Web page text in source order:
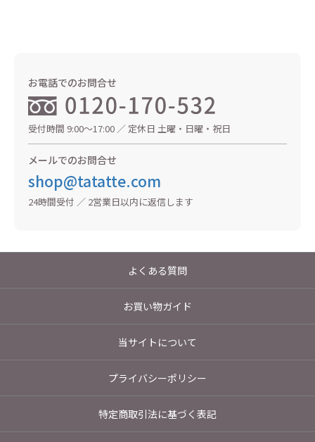
お電話でのお問合せ
受付時間 9:00〜17:00 ／ 定休日 土曜・日曜・祝日
メールでのお問合せ
shop@tatatte.com
24時間受付 ／ 2営業日以内に返信します
よくある質問
お買い物ガイド
当サイトについて
プライバシーポリシー
特定商取引法に基づく表記